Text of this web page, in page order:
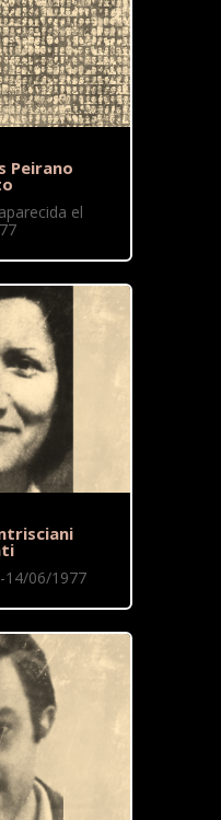
Peirano
el
14/06/1977